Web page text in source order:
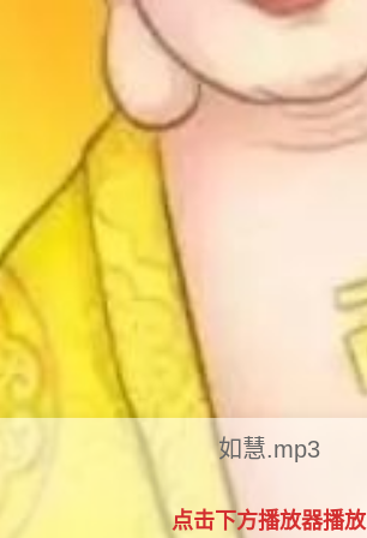
如慧.mp3
点击下方播放器播放